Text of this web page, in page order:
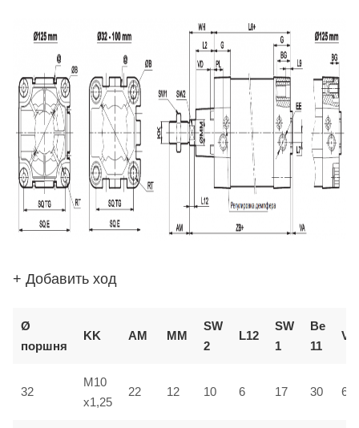
+ Добавить ход
Ø
поршня
KK AM ММ
SW
2
L12
SW
1
Вe
11
VD
32
M10
x1,25
22 12 10 6 17 30 6